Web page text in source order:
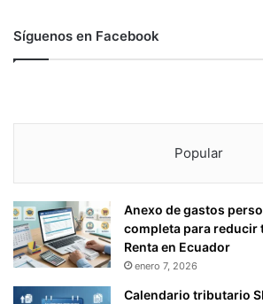
Síguenos en Facebook
Popular
Anexo de gastos
completa para reducir
Renta en Ecuador
enero 7, 2026
Calendario tributario